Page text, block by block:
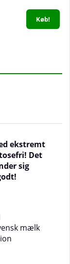
Køb!
ekstremt
Det
sig
mælk